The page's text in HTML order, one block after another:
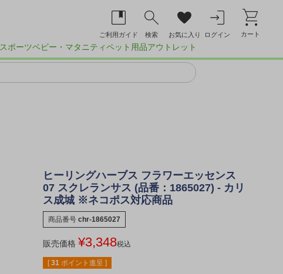
ご利用ガイド 検索 お気に入り ログイン カート
スポーツベビー・マタニティペット用品アウトレット
ヒーリングハーブス フラワーエッセンス
07 スクレランサス (品番：1865027) - カリ
ス成城 ※ネコポス対応商品
商品番号 chr-1865027
販売価格 ¥3,348税込
[ 31 ポイント進呈 ]